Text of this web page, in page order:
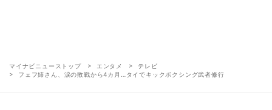
マイナビニューストップ エンタメ
テレビ
フェフ姉さん、涙の敗戦から4カ月…タイでキックボクシング武者修行